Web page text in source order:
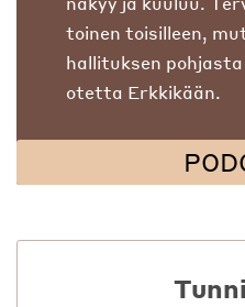
toinen toisilleen,
hallituksen
otetta Erkkikään.